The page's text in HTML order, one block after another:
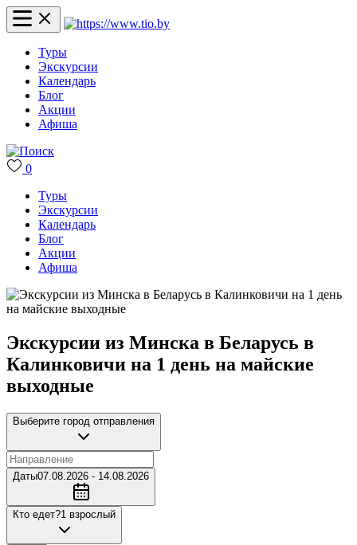
Туры
Экскурсии
Календарь
Блог
Акции
Афиша
0
Туры
Экскурсии
Календарь
Блог
Акции
Афиша
Экскурсии из Минска в Беларусь в
Калинковичи на 1 день на майские
выходные
Выберите город отправления
Даты07.08.2026 - 14.08.2026
Кто едет?1 взрослый